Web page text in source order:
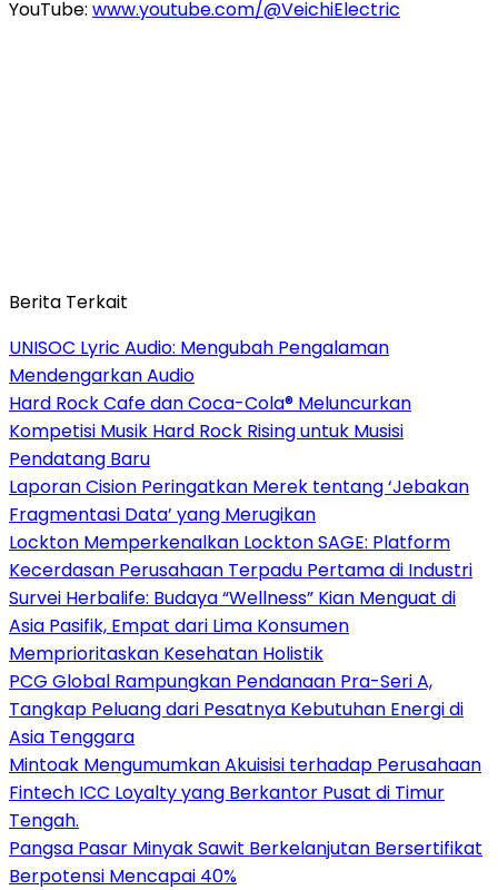
YouTube: www.youtube.com/@VeichiElectric
Berita Terkait
UNISOC Lyric Audio: Mengubah Pengalaman
Mendengarkan Audio
Hard Rock Cafe dan Coca-Cola® Meluncurkan
Kompetisi Musik Hard Rock Rising untuk Musisi
Pendatang Baru
Laporan Cision Peringatkan Merek tentang ‘Jebakan
Fragmentasi Data’ yang Merugikan
Lockton Memperkenalkan Lockton SAGE: Platform
Kecerdasan Perusahaan Terpadu Pertama di Industri
Survei Herbalife: Budaya “Wellness” Kian Menguat di
Asia Pasifik, Empat dari Lima Konsumen
Memprioritaskan Kesehatan Holistik
PCG Global Rampungkan Pendanaan Pra-Seri A,
Tangkap Peluang dari Pesatnya Kebutuhan Energi di
Asia Tenggara
Mintoak Mengumumkan Akuisisi terhadap Perusahaan
Fintech ICC Loyalty yang Berkantor Pusat di Timur
Tengah.
Pangsa Pasar Minyak Sawit Berkelanjutan Bersertifikat
Berpotensi Mencapai 40%